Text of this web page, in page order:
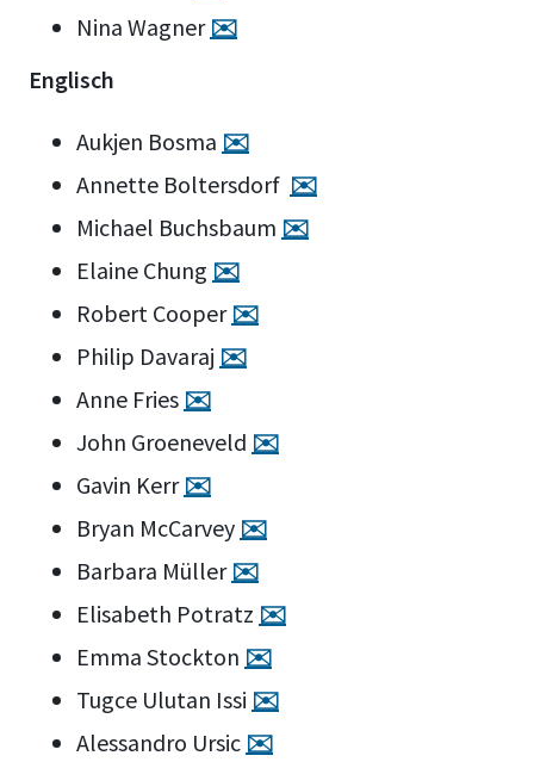
Nina Wagner ✉️
Englisch
Aukjen Bosma ✉️
Annette Boltersdorf ✉️
Michael Buchsbaum ✉️
Elaine Chung ✉️
Robert Cooper ✉️
Philip Davaraj ✉️
Anne Fries ✉️
John Groeneveld ✉️
Gavin Kerr ✉️
Bryan McCarvey ✉️
Barbara Müller ✉️
Elisabeth Potratz ✉️
Emma Stockton ✉️
Tugce Ulutan Issi ✉️
Alessandro Ursic ✉️